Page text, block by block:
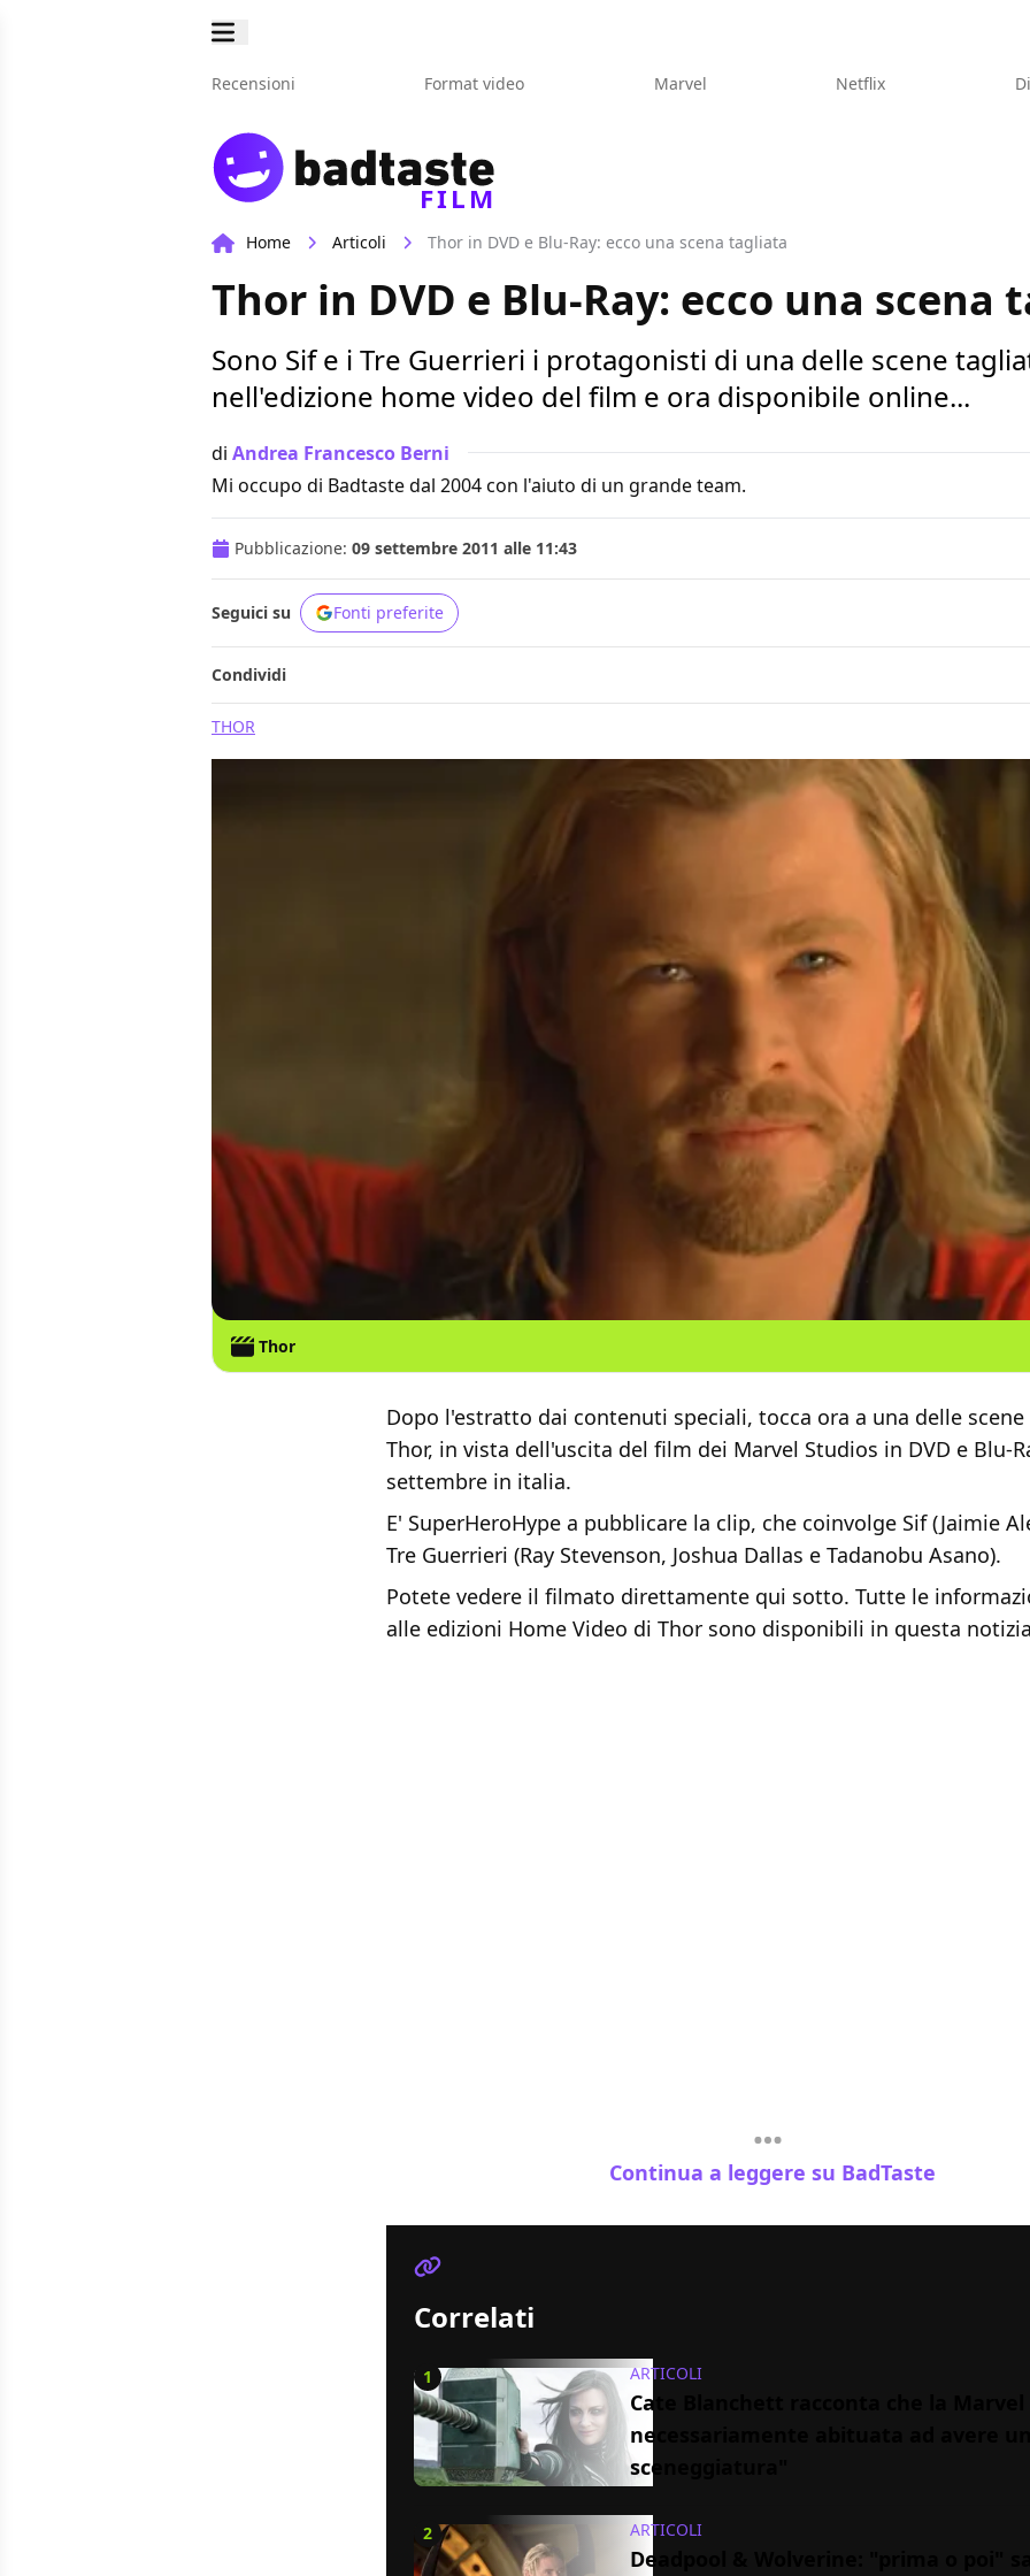
Recensioni Format video Marvel Netflix
FILM
Home Articoli Thor in DVD e Blu-Ray: ecco una scena tagliata
Thor in DVD e Blu-Ray: ecco una scena
Sono Sif e i Tre Guerrieri i protagonisti di una delle scene
nell'edizione home video del film e ora disponibile online...
di Andrea Francesco Berni
Mi occupo di Badtaste dal 2004 con l'aiuto di un grande team.
Pubblicazione: 09 settembre 2011 alle 11:43
Seguici su Fonti preferite
Condividi
THOR
Thor
Dopo l'estratto dai contenuti speciali, tocca ora a una delle
Thor, in vista dell'uscita del film dei Marvel Studios in DVD e Blu-
settembre in italia.
E' SuperHeroHype a pubblicare la clip, che coinvolge Sif (Jaimie
Tre Guerrieri (Ray Stevenson, Joshua Dallas e Tadanobu Asano).
Potete vedere il filmato direttamente qui sotto. Tutte le
alle edizioni Home Video di Thor sono disponibili in questa
Continua a leggere su BadTaste
Correlati
1 ARTICOLI
Cate Blanchett racconta che la
necessariamente abituata ad avere
sceneggiatura"
2 ARTICOLI
Deadpool & Wolverine: "prima o poi"